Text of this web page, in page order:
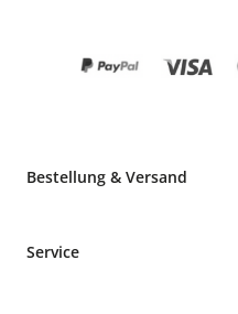
Bestellung & Versand
Informationen zur Lieferung
Service